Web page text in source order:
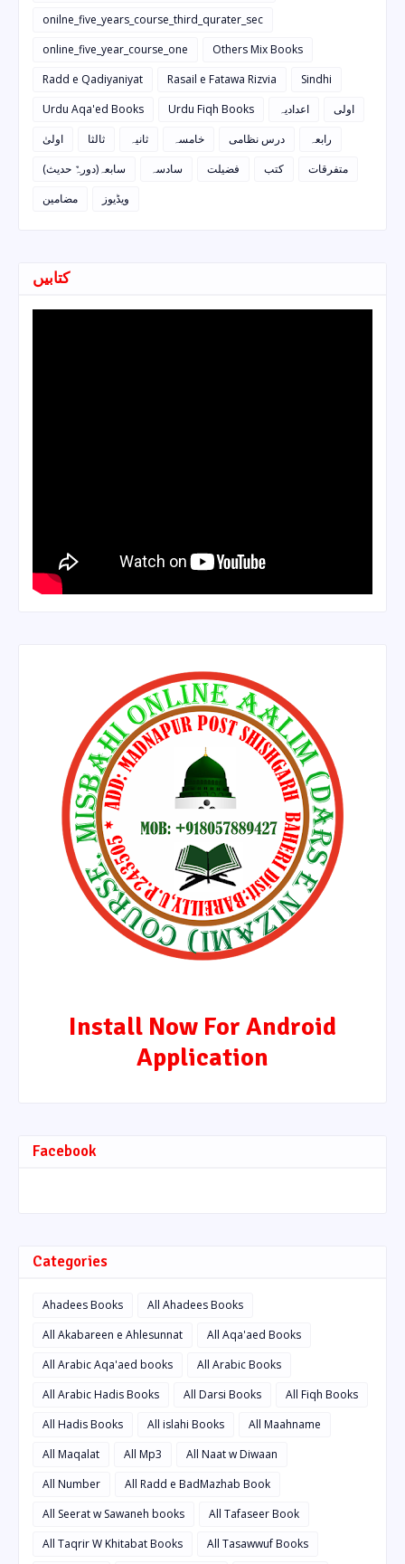
onilne_five_years_course_third_qurater_sec
online_five_year_course_one
Others Mix Books
Radd e Qadiyaniyat
Rasail e Fatawa Rizvia
Sindhi
Urdu Aqa'ed Books
Urdu Fiqh Books اعدادیہ
اولی
اولیٰ
ثالثا ثانیہ خامسہ درس نظامی
رابعہ
سابعہ(دورہٌ حدیث)
سادسہ فضیلت کتب
متفرقات
مضامین
ویڈیوز
کتابیں
Install Now For Android
Application
Facebook
Categories
Ahadees Books
All Ahadees Books
All Akabareen e Ahlesunnat
All Aqa'aed Books
All Arabic Aqa'aed books
All Arabic Books
All Arabic Hadis Books
All Darsi Books
All Fiqh Books
All Hadis Books
All islahi Books
All Maahname
All Maqalat
All Mp3
All Naat w Diwaan
All Number
All Radd e BadMazhab Book
All Seerat w Sawaneh books
All Tafaseer Book
All Taqrir W Khitabat Books
All Tasawwuf Books